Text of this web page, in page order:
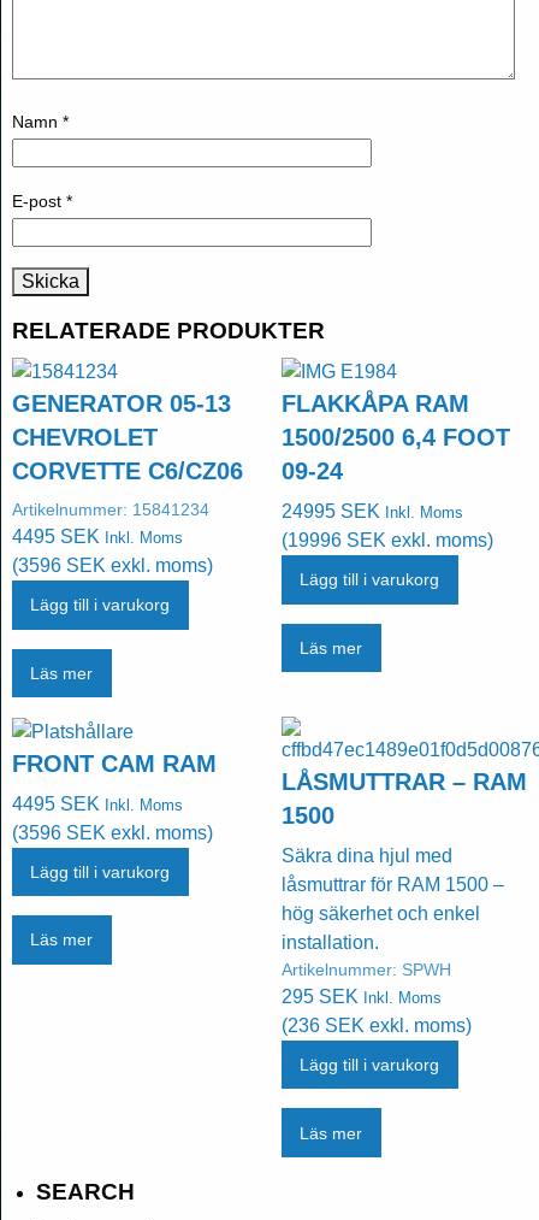
Namn *
E-post *
RELATERADE PRODUKTER
GENERATOR 05-13
CHEVROLET
CORVETTE C6/CZ06
Artikelnummer: 15841234
4495 SEK Inkl. Moms
(3596 SEK exkl. moms)
Lägg till i varukorg
Läs mer
FLAKKÅPA RAM
1500/2500 6,4 FOOT
09-24
24995 SEK Inkl. Moms
(19996 SEK exkl. moms)
Lägg till i varukorg
Läs mer
FRONT CAM RAM
4495 SEK Inkl. Moms
(3596 SEK exkl. moms)
Lägg till i varukorg
Läs mer
LÅSMUTTRAR – RAM
1500
Säkra dina hjul med
låsmuttrar för RAM 1500 –
hög säkerhet och enkel
installation.
Artikelnummer: SPWH
295 SEK Inkl. Moms
(236 SEK exkl. moms)
Lägg till i varukorg
Läs mer
SEARCH